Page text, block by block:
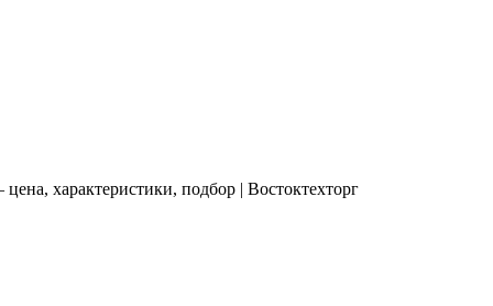
характеристики, подбор | Востоктехторг